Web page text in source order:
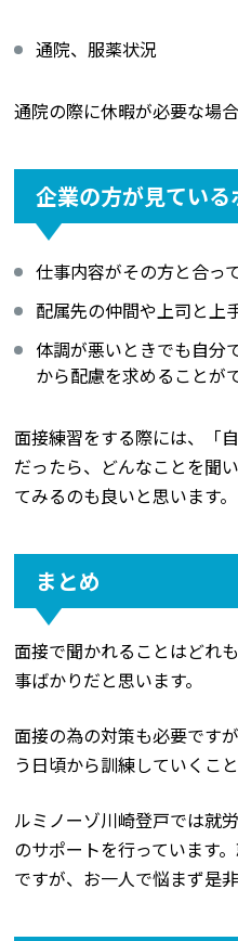
通院、服薬状況
通院の際に休暇が必要な場
企業の方が見ている
仕事内容がその方と合っ
配属先の仲間や上司と上
体調が悪いときでも自分
から配慮を求めることが
面接練習をする際には、「
だったら、どんなことを聞
てみるのも良いと思います。
まとめ
面接で聞かれることはどれ
事ばかりだと思います。
面接の為の対策も必要です
う日頃から訓練していくこ
ルミノーゾ川崎登戸では就
のサポートを行っています
ですが、お一人で悩まず是